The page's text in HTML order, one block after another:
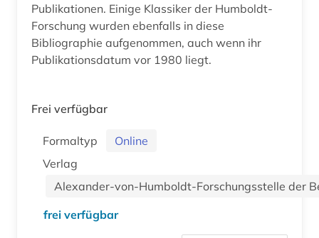
Publikationen. Einige Klassiker der Humboldt-
Forschung wurden ebenfalls in diese
Bibliographie aufgenommen, auch wenn ihr
Publikationsdatum vor 1980 liegt.
Frei verfügbar
Formaltyp
Online
Verlag
Alexander-von-Humboldt-Forschungsstelle der
frei verfügbar